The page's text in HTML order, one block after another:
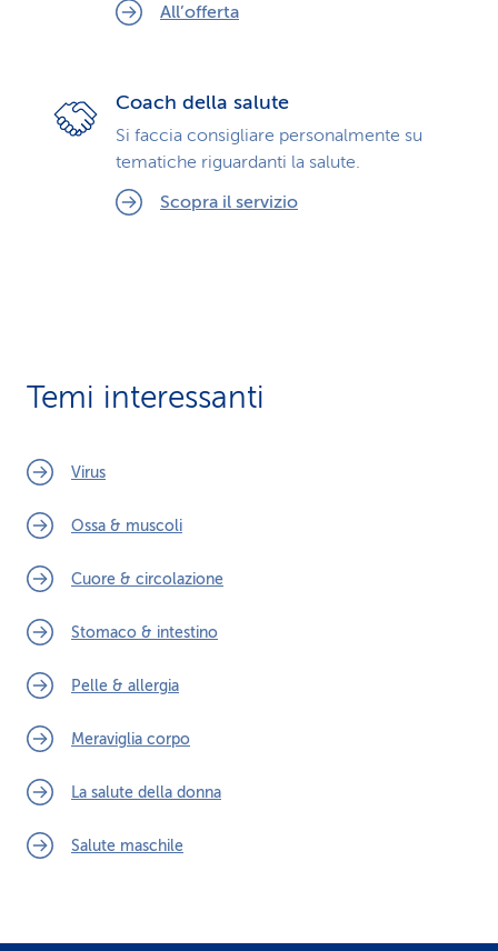
All’offerta
Coach della salute
Si faccia consigliare personalmente su
tematiche riguardanti la salute.
Scopra il servizio
Temi interessanti
Virus
Ossa & muscoli
Cuore & circolazione
Stomaco & intestino
Pelle & allergia
Meraviglia corpo
La salute della donna
Salute maschile